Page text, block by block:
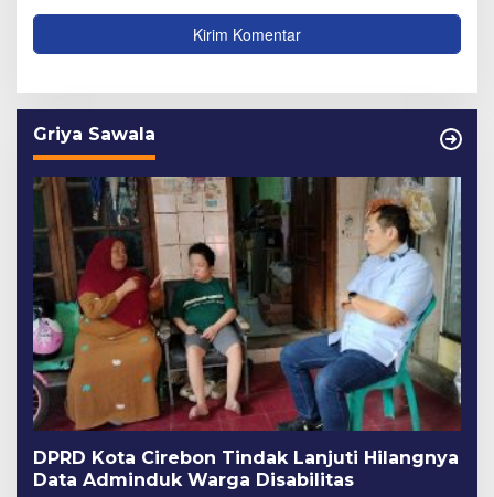
Griya Sawala
DPRD Kota Cirebon Tindak Lanjuti Hilangnya
Data Adminduk Warga Disabilitas